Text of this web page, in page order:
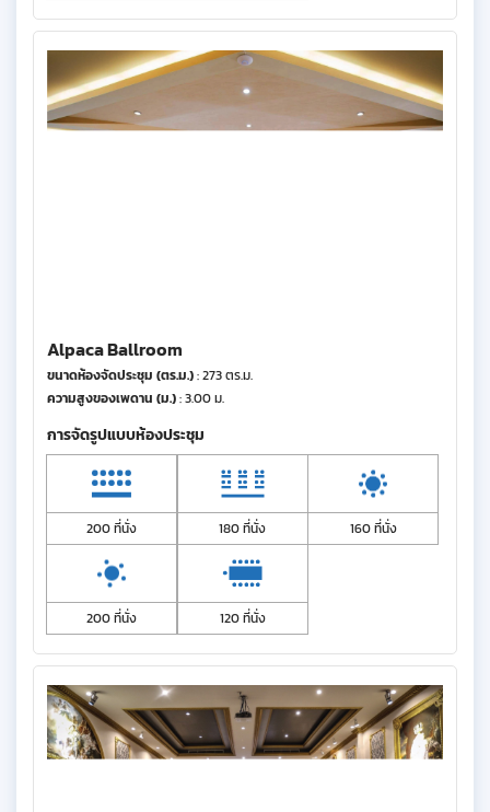
Alpaca Ballroom
ขนาดห้องจัดประชุม (ตร.ม.): 273 ตร.ม.
ความสูงของเพดาน (ม.): 3.00 ม.
การจัดรูปแบบห้องประชุม
200 ที่นั่ง 180 ที่นั่ง 160 ที่นั่ง
200 ที่นั่ง 120 ที่นั่ง